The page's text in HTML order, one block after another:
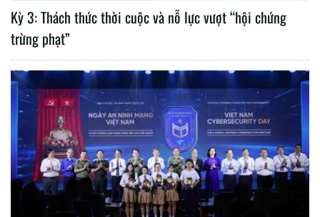
Kỳ 3: Thách thức thời cuộc và nỗ lực vượt “hội chứng
trừng phạt”